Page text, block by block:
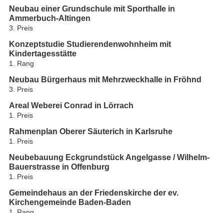
Neubau einer Grundschule mit Sporthalle in
Ammerbuch-Altingen
3. Preis
Konzeptstudie Studierendenwohnheim mit
Kindertagesstätte
1. Rang
Neubau Bürgerhaus mit Mehrzweckhalle in Fröhnd
3. Preis
Areal Weberei Conrad in Lörrach
1. Preis
Rahmenplan Oberer Säuterich in Karlsruhe
1. Preis
Neubebauung Eckgrundstück Angelgasse / Wilhelm-
Bauerstrasse in Offenburg
1. Preis
Gemeindehaus an der Friedenskirche der ev.
Kirchengemeinde Baden-Baden